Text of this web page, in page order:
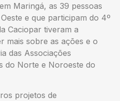
Maringá, as 39 pessoas
e que participam do 4º
Caciopar tiveram a
mais sobre as ações e o
das Associações
do Norte e Noroeste do
projetos de